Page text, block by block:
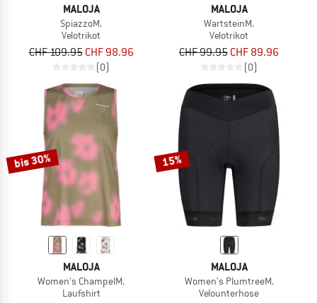
MALOJA
SpiazzoM.
Velotrikot
CHF 109.95 CHF 98.96
(0)
MALOJA
WartsteinM.
Velotrikot
CHF 99.95 CHF 89.96
(0)
bis 30%
MALOJA
Women's ChampelM.
Laufshirt
15%
MALOJA
Women's PlumtreeM.
Velounterhose